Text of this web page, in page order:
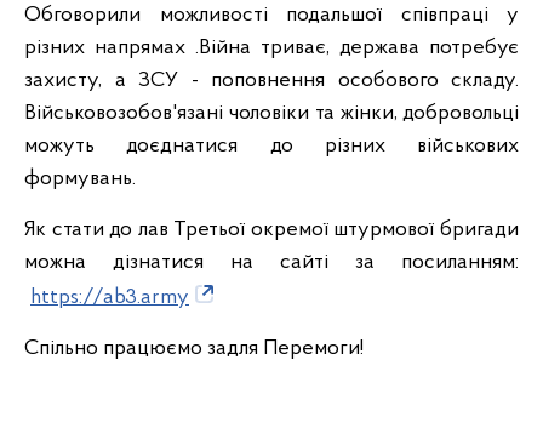
Обговорили можливості подальшої співпраці у
різних напрямах .Війна триває, держава потребує
захисту, а ЗСУ - поповнення особового складу.
Військовозобов'язані чоловіки та жінки, добровольці
можуть доєднатися до різних військових
формувань.
Як стати до лав Третьої окремої штурмової бригади
можна дізнатися на сайті за посиланням:
https://ab3.army
Спільно працюємо задля Перемоги!